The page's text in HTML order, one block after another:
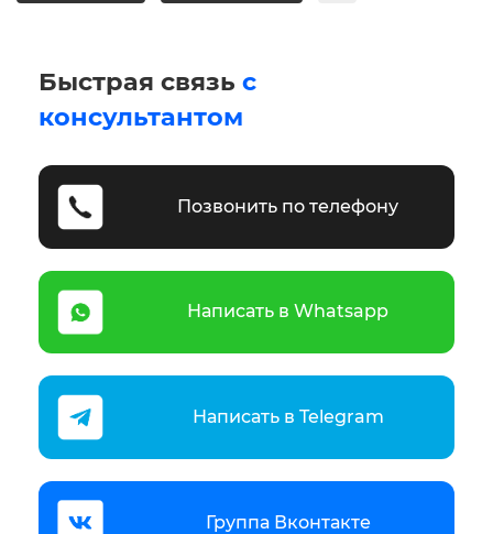
Быстрая связь с
консультантом
Позвонить по телефону
Написать в Whatsapp
Написать в Telegram
Группа Вконтакте